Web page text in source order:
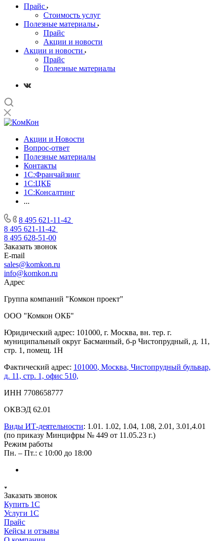
Прайс
Стоимость услуг
Полезные материалы
Прайс
Акции и новости
Акции и новости
Прайс
Полезные материалы
Акции и Новости
Вопрос-ответ
Полезные материалы
Контакты
1С:Франчайзинг
1C:ЦКБ
1С:Консалтинг
...
8 495 621-11-42
8 495 621-11-42
8 495 628-51-00
Заказать звонок
E-mail
sales@komkon.ru
info@komkon.ru
Адрес
Группа компаний "Комкон проект"
ООО "Комкон ОКБ"
Юридический адрес: 101000, г. Москва, вн. тер. г.
муниципальный округ Басманный, б-р Чистопрудный, д. 11,
стр. 1, помещ. 1Н
Фактический адрес: 101000, Москва, Чистопрудный бульвар,
д. 11, стр. 1, офис 510,
ИНН 7708658777
ОКВЭД 62.01
Виды ИТ-деятельности: 1.01. 1.02, 1.04, 1.08, 2.01, 3.01,4.01
(по приказу Минцифры № 449 от 11.05.23 г.)
Режим работы
Пн. – Пт.: с 10:00 до 18:00
Заказать звонок
Купить 1С
Услуги 1С
Прайс
Кейсы и отзывы